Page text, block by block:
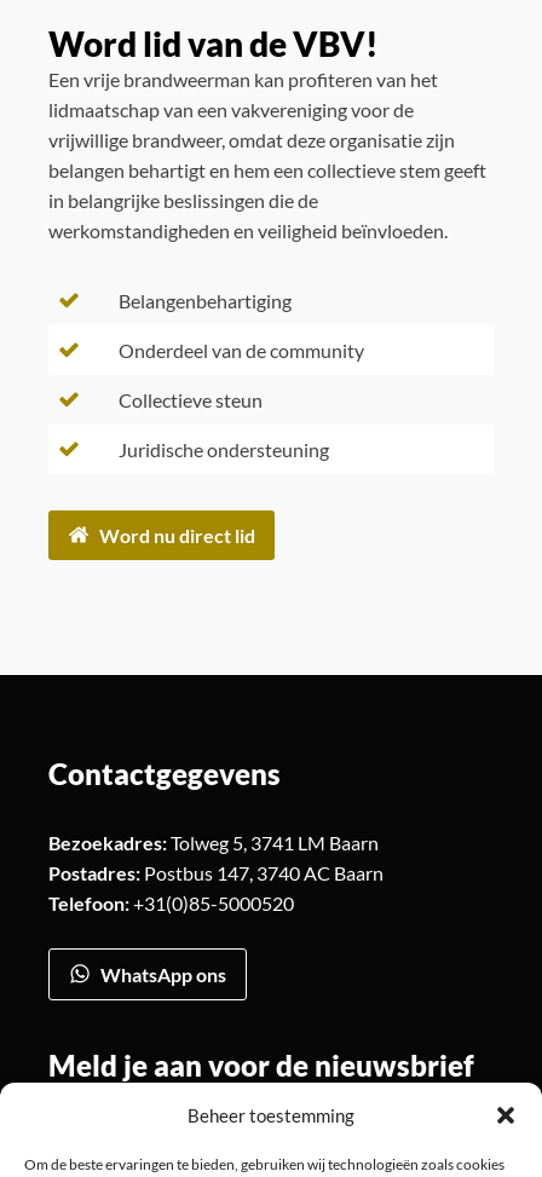
Beheer toestemming
Om de beste ervaringen te bieden, gebruiken wij technologieën zoals cookies
Word lid van de VBV!
Een vrije brandweerman kan profiteren van het
lidmaatschap van een vakvereniging voor de
vrijwillige brandweer, omdat deze organisatie zijn
belangen behartigt en hem een collectieve stem geeft
in belangrijke beslissingen die de
werkomstandigheden en veiligheid beïnvloeden.
Belangenbehartiging
Onderdeel van de community
Collectieve steun
Juridische ondersteuning
Word nu direct lid
Contactgegevens
Bezoekadres:Tolweg 5, 3741 LM Baarn
Postadres: Postbus 147, 3740 AC Baarn
Telefoon:+31(0)85-5000520
WhatsApp ons
Meld je aan voor de nieuwsbrief